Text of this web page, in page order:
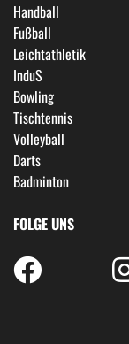
Handball
Fußball
Leichtathletik
InduS
Bowling
Tischtennis
Volleyball
Darts
Badminton
FOLGE UNS